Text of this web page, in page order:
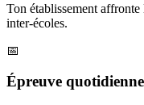
Ton établissement
inter-écoles.
📅
Épreuve quotidienne